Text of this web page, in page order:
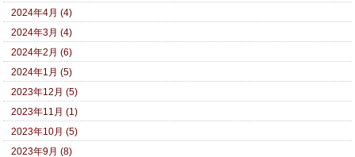
2024年4月 (4)
2024年3月 (4)
2024年2月 (6)
2024年1月 (5)
2023年12月 (5)
2023年11月 (1)
2023年10月 (5)
2023年9月 (8)